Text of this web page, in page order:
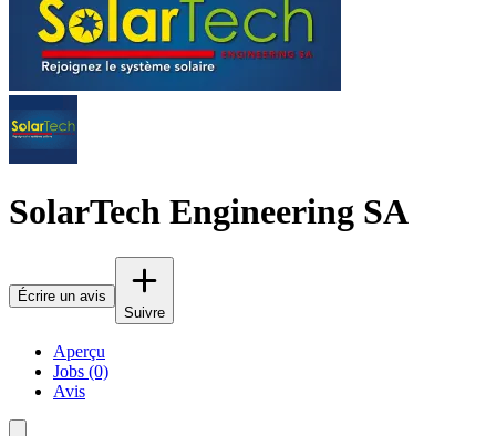
SolarTech Engineering SA
Écrire un avis
Suivre
Aperçu
Jobs (0)
Avis